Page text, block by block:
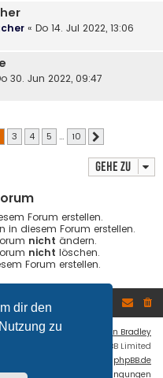
dir den
zu
« Do 14. Jul 2022, 13:06
30. Jun 2022, 09:47
3 4 5 … 10
Gehe zu
Forum erstellen.
in diesem Forum erstellen.
nicht ändern.
nicht löschen.
Forum erstellen.
Flat Style by
Ian Bradley
® Forum Software © phpBB Limited
phpBB.de
Nutzungsbedingungen